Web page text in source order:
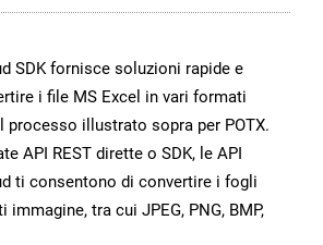
SDK fornisce soluzioni rapide e
i file MS Excel in vari formati
processo illustrato sopra per POTX.
API REST dirette o SDK, le API
ti consentono di convertire i fogli
immagine, tra cui JPEG, PNG, BMP,